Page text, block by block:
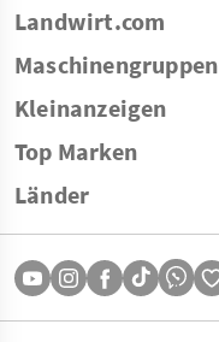
Landwirt.com
Maschinengruppen
Kleinanzeigen
Top Marken
Länder